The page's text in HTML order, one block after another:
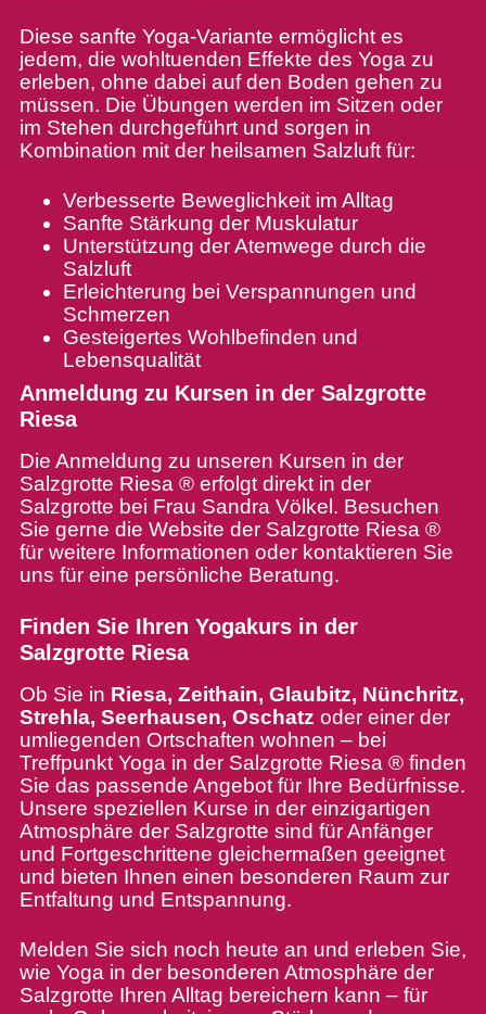
Diese sanfte Yoga-Variante ermöglicht es
jedem, die wohltuenden Effekte des Yoga zu
erleben, ohne dabei auf den Boden gehen zu
müssen. Die Übungen werden im Sitzen oder
im Stehen durchgeführt und sorgen in
Kombination mit der heilsamen Salzluft für:
Verbesserte Beweglichkeit im Alltag
Sanfte Stärkung der Muskulatur
Unterstützung der Atemwege durch die
Salzluft
Erleichterung bei Verspannungen und
Schmerzen
Gesteigertes Wohlbefinden und
Lebensqualität
Anmeldung zu Kursen in der Salzgrotte
Riesa
Die Anmeldung zu unseren Kursen in der
Salzgrotte Riesa ® erfolgt direkt in der
Salzgrotte bei Frau Sandra Völkel. Besuchen
Sie gerne die Website der Salzgrotte Riesa ®
für weitere Informationen oder kontaktieren Sie
uns für eine persönliche Beratung.
Finden Sie Ihren Yogakurs in der
Salzgrotte Riesa
Ob Sie in Riesa, Zeithain, Glaubitz, Nünchritz,
Strehla, Seerhausen, Oschatz oder einer der
umliegenden Ortschaften wohnen – bei
Treffpunkt Yoga in der Salzgrotte Riesa ® finden
Sie das passende Angebot für Ihre Bedürfnisse.
Unsere speziellen Kurse in der einzigartigen
Atmosphäre der Salzgrotte sind für Anfänger
und Fortgeschrittene gleichermaßen geeignet
und bieten Ihnen einen besonderen Raum zur
Entfaltung und Entspannung.
Melden Sie sich noch heute an und erleben Sie,
wie Yoga in der besonderen Atmosphäre der
Salzgrotte Ihren Alltag bereichern kann – für